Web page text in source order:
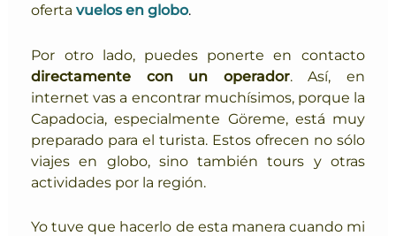
oferta vuelos en globo.
Por otro lado, puedes ponerte en contacto
directamente con un operador. Así, en
internet vas a encontrar muchísimos, porque la
Capadocia, especialmente Göreme, está muy
preparado para el turista. Estos ofrecen no sólo
viajes en globo, sino también tours y otras
actividades por la región.
Yo tuve que hacerlo de esta manera cuando mi